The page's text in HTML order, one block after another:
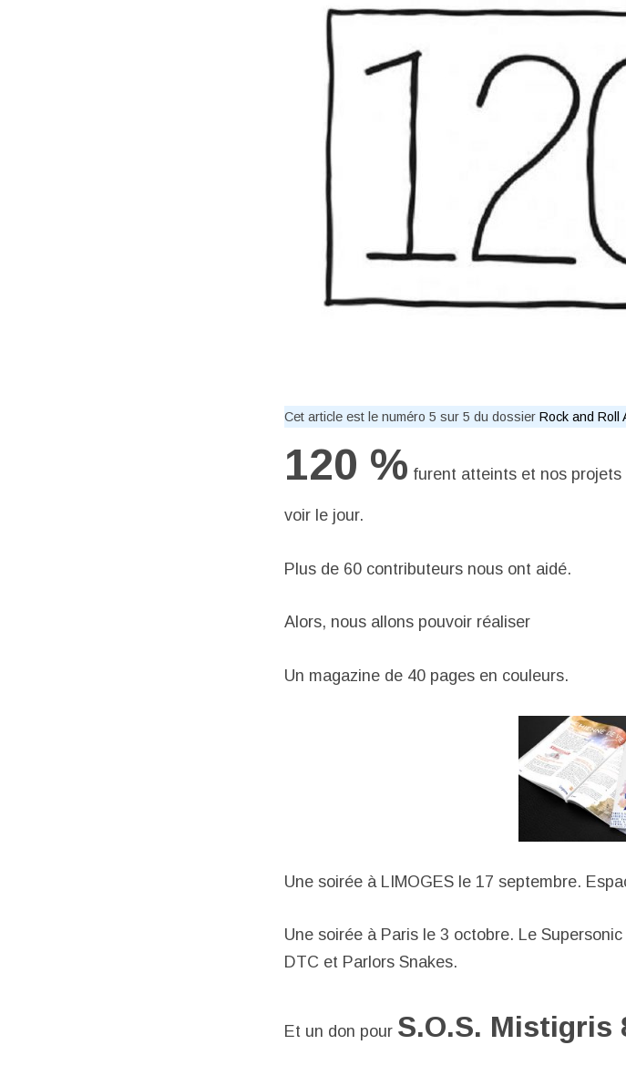
Cet article est le numéro 5 sur 5 du dossier Rock and Roll
120 % furent atteints et nos projets
voir le jour.
Plus de 60 contributeurs nous ont aidé.
Alors, nous allons pouvoir réaliser
Un magazine de 40 pages en couleurs.
Une soirée à LIMOGES le 17 septembre.
Une soirée à Paris le 3 octobre. Le
DTC et Parlors Snakes.
Et un don pour S.O.S. Mistigris